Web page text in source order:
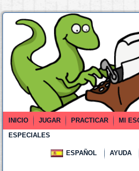
INICIO JUGAR PRACTICAR MI
ESPECIALES
ESPAÑOL AYUDA